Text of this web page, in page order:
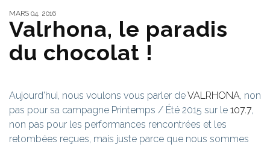
MARS 04, 2016
Valrhona, le paradis
du chocolat !
Aujourd’hui, nous voulons vous parler deVALRHONA, non
pas pour sa campagne Printemps / Été 2015 sur le 107.7,
non pas pour les performances rencontrées et les
retombées reçues, mais juste parce que nous sommes